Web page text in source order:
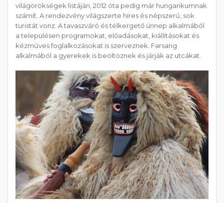
világörökségek listáján, 2012 óta pedig már hungarikumnak
számít. A rendezvény világszerte híres és népszerű, sok
turistát vonz. A tavaszváró és télkergető ünnep alkalmából
a településen programokat, előadásokat, kiállításokat és
kézműves foglalkozásokat is szerveznek. Farsang
alkalmából a gyerekek is beöltöznek és járják az utcákat.